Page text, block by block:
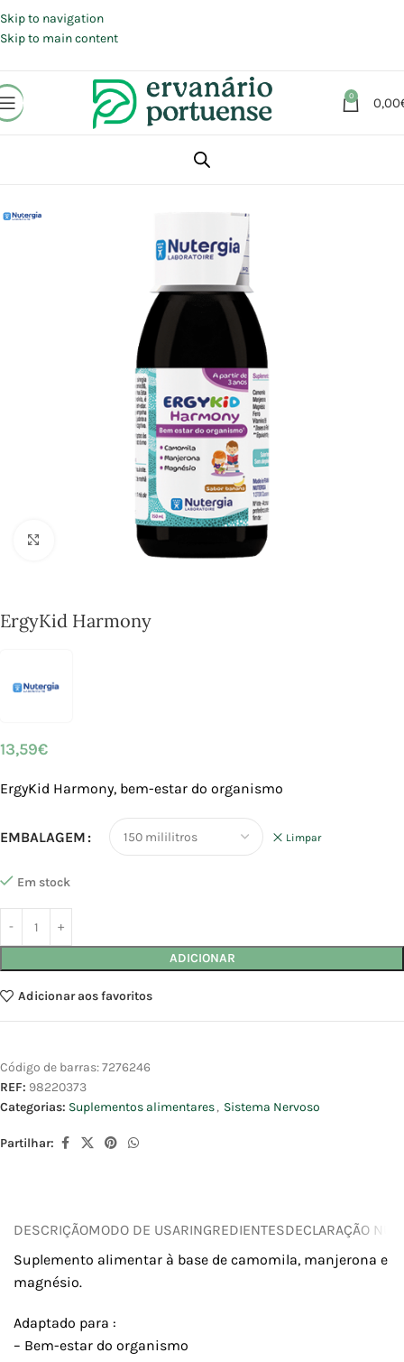
Skip to navigation
Skip to main content
0 0,00
Suplementos alimentares
Click to enlarge
ErgyKid Harmony
13,59€
ErgyKid Harmony, bem-estar do organismo
EMBALAGEM Limpar
Em stock
ADICIONAR
Adicionar aos favoritos
Código de barras:7276246
REF: 98220373
Categorias: Suplementos alimentares, Sistema Nervoso
Partilhar:
DESCRIÇÃOMODO DE USARINGREDIENTESDECLARAÇÃO
Suplemento alimentar à base de camomila, manjerona e
magnésio.
Adaptado para :
– Bem-estar do organismo